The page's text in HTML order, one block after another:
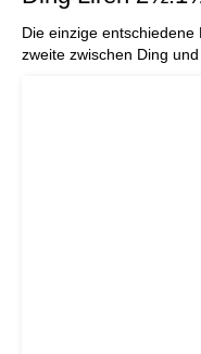
Die einzige
zweite zwischen Ding